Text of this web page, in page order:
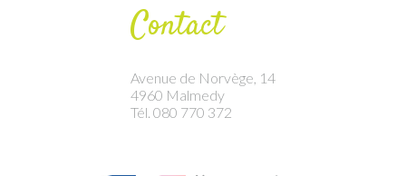
Contact
Avenue de Norvège, 14
4960 Malmedy
Tél. 080 770 372